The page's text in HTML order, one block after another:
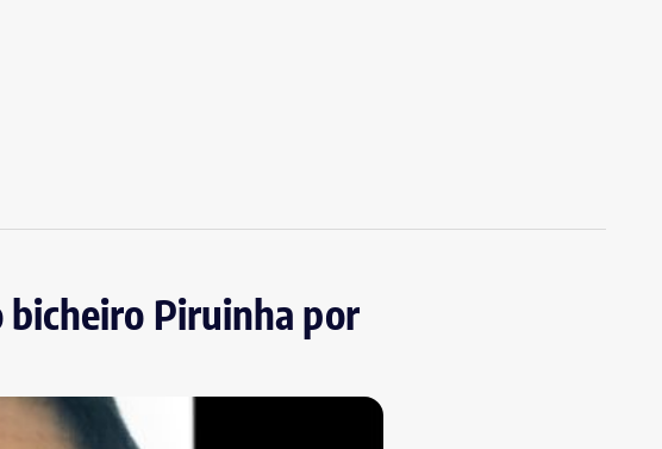
bicheiro Piruinha por